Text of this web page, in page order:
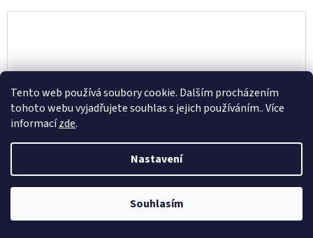
Tento web používá soubory cookie. Dalším procházením
tohoto webu vyjadřujete souhlas s jejich používáním.. Více
informacízde.
Nastavení
Souhlasím